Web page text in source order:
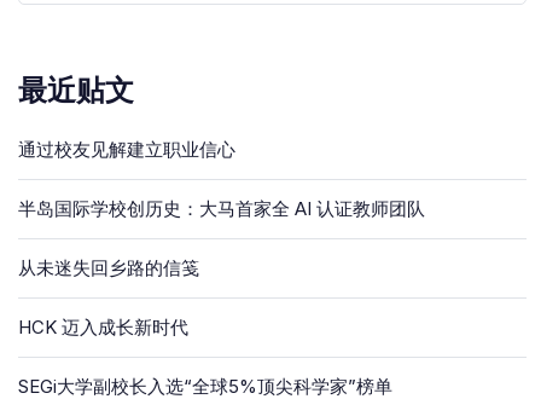
最近贴文
通过校友见解建立职业信心
半岛国际学校创历史：大马首家全 AI 认证教师团队
从未迷失回乡路的信笺
HCK 迈入成长新时代
SEGi大学副校长入选“全球5%顶尖科学家”榜单